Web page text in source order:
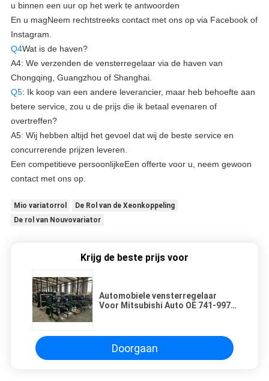
u binnen een uur op het werk te antwoorden
En u magNeem rechtstreeks contact met ons op via Facebook of
Instagram.
Q4Wat is de haven?
A4: We verzenden de vensterregelaar via de haven van
Chongqing, Guangzhou of Shanghai.
Q5: Ik koop van een andere leverancier, maar heb behoefte aan
betere service, zou u de prijs die ik betaal evenaren of
overtreffen?
A5: Wij hebben altijd het gevoel dat wij de beste service en
concurrerende prijzen leveren.
Een competitieve persoonlijkeEen offerte voor u, neem gewoon
contact met ons op.
Mio variatorrol
De Rol van de Xeonkoppeling
De rol van Nouvovariator
Krijg de beste prijs voor
Automobiele vensterregelaar
Voor Mitsubishi Auto OE 741-997
Doorgaan